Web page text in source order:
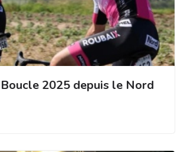
2025 depuis le Nord